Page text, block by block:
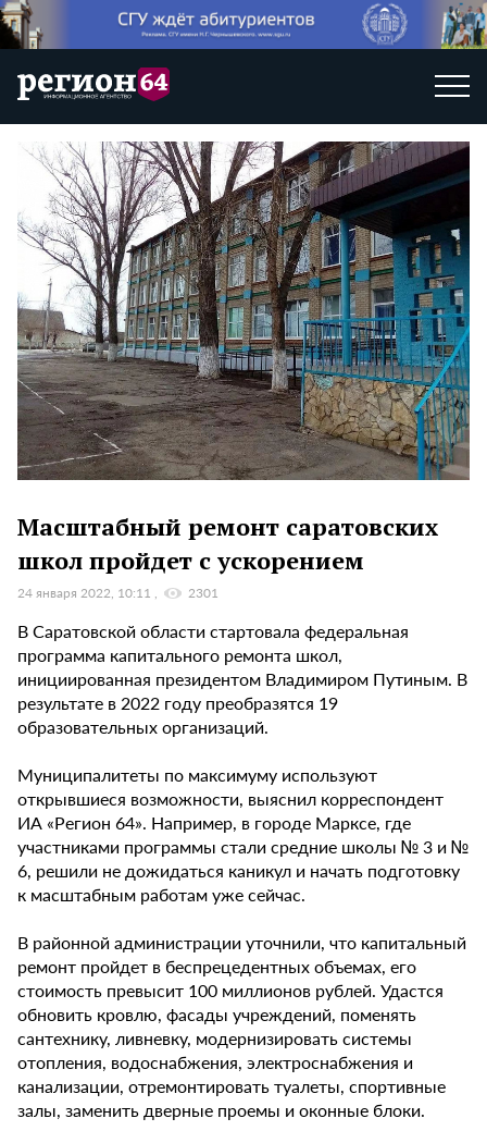
Масштабный ремонт саратовских
школ пройдет с ускорением
24 января 2022, 10:11 2301
В Саратовской области стартовала федеральная
программа капитального ремонта школ,
инициированная президентом Владимиром Путиным. В
результате в 2022 году преобразятся 19
образовательных организаций.
Муниципалитеты по максимуму используют
открывшиеся возможности, выяснил корреспондент
ИА «Регион 64». Например, в городе Марксе, где
участниками программы стали средние школы № 3 и №
6, решили не дожидаться каникул и начать подготовку
к масштабным работам уже сейчас.
В районной администрации уточнили, что капитальный
ремонт пройдет в беспрецедентных объемах, его
стоимость превысит 100 миллионов рублей. Удастся
обновить кровлю, фасады учреждений, поменять
сантехнику, ливневку, модернизировать системы
отопления, водоснабжения, электроснабжения и
канализации, отремонтировать туалеты, спортивные
залы, заменить дверные проемы и оконные блоки.